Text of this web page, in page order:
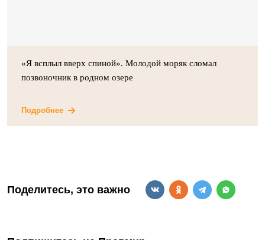
«Я всплыл вверх спиной». Молодой моряк сломал
позвоночник в родном озере
Подробнее
Поделитесь, это важно